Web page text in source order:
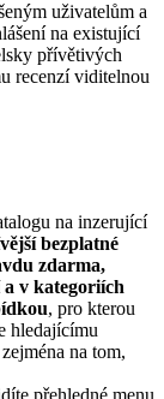
uživatelům a
na existující
přívětivých
recenzí viditelnou
na inzerující
bezplatné
zdarma,
v kategoriích
, pro kterou
hledajícímu
na tom,
přehledné menu